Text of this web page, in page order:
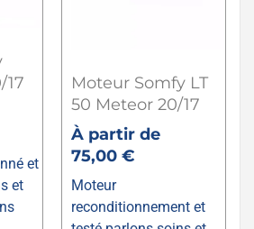
17
et
et
Moteur Somfy LT
50 Meteor 20/17
À partir de
75,00 €
Moteur
reconditionnement et